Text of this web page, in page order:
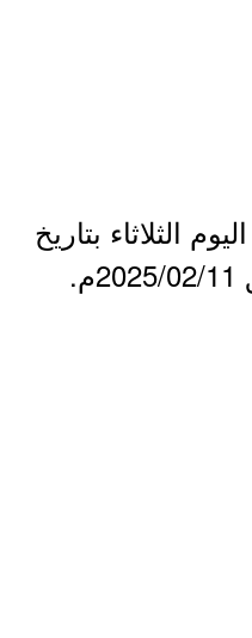
الثلاثاء بتاريخ